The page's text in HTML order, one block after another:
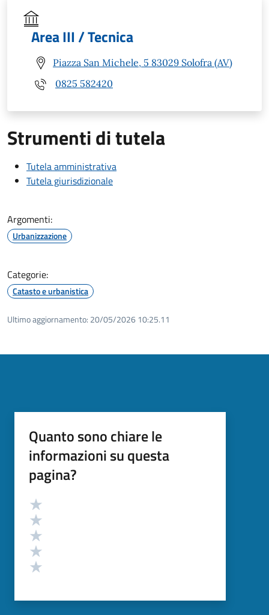
Area III / Tecnica
Piazza San Michele, 5 83029 Solofra (AV)
0825 582420
Strumenti di tutela
Tutela amministrativa
Tutela giurisdizionale
Argomenti:
Urbanizzazione
Categorie:
Catasto e urbanistica
Ultimo aggiornamento: 20/05/2026 10:25.11
Quanto sono chiare le
informazioni su questa
pagina?
Valutazione